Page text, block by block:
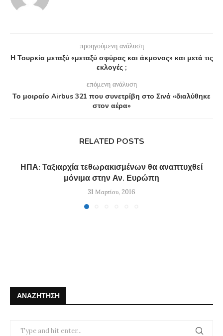
προηγούμενη ανάλυση
Η Τουρκία μεταξύ «μεταξύ σφύρας και άκμονος» και μετά τις
εκλογές ;
επόμενη ανάλυση
Το μοιραίο Airbus 321 που συνετρίβη στο Σινά «διαλύθηκε
στον αέρα»
RELATED POSTS
ΗΠΑ: Ταξιαρχία τεθωρακισμένων θα αναπτυχθεί
μόνιμα στην Αν. Ευρώπη
31 Μαρτίου, 2016
ΑΝΑΖΉΤΗΣΗ